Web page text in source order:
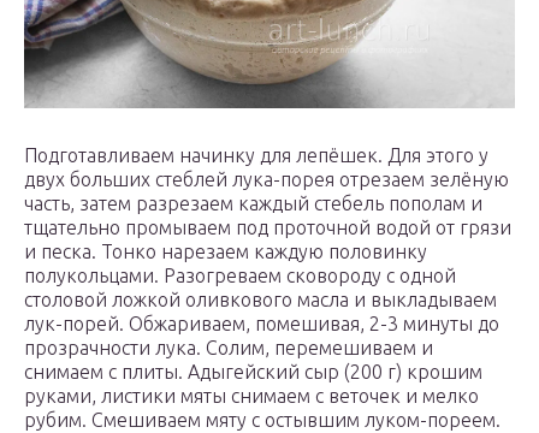
Подготавливаем начинку для лепёшек. Для этого у
двух больших стеблей лука-порея отрезаем зелёную
часть, затем разрезаем каждый стебель пополам и
тщательно промываем под проточной водой от грязи
и песка. Тонко нарезаем каждую половинку
полукольцами. Разогреваем сковороду с одной
столовой ложкой оливкового масла и выкладываем
лук-порей. Обжариваем, помешивая, 2-3 минуты до
прозрачности лука. Солим, перемешиваем и
снимаем с плиты. Адыгейский сыр (200 г) крошим
руками, листики мяты снимаем с веточек и мелко
рубим. Смешиваем мяту с остывшим луком-пореем.